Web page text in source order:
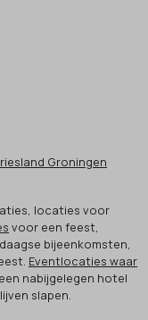
Groningen
locaties voor
voor een feest,
bijeenkomsten,
Eventlocaties waar
nabijgelegen hotel
slapen.